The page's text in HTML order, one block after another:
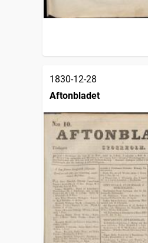
1830-12-28
Aftonbladet